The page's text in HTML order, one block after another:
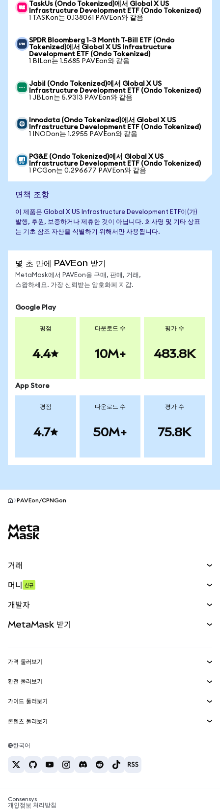
TaskUs (Ondo Tokenized)에서 Global X US
Infrastructure Development ETF (Ondo Tokenized)
1 TASKon는 0.138061 PAVEon와 같음
SPDR Bloomberg 1-3 Month T-Bill ETF (Ondo
Tokenized)에서 Global X US Infrastructure
Development ETF (Ondo Tokenized)
1 BILon는 1.5685 PAVEon와 같음
Jabil (Ondo Tokenized)에서 Global X US
Infrastructure Development ETF (Ondo Tokenized)
1 JBLon는 5.9313 PAVEon와 같음
Innodata (Ondo Tokenized)에서 Global X US
Infrastructure Development ETF (Ondo Tokenized)
1 INODon는 1.2955 PAVEon와 같음
PG&E (Ondo Tokenized)에서 Global X US
Infrastructure Development ETF (Ondo Tokenized)
1 PCGon는 0.296677 PAVEon와 같음
면책 조항
이 제품은 Global X US Infrastructure Development ETF이(가)
발행, 후원, 보증하거나 제휴한 것이 아닙니다. 회사명 및 기타 상표
는 기초 참조 자산을 식별하기 위해서만 사용됩니다.
몇 초 만에 PAVEon 받기
MetaMask에서 PAVEon을 구매, 판매, 거래,
스왑하세요. 가장 신뢰받는 암호화폐 지갑.
Google Play
평점
4.4
다운로드 수
10M+
평가 수
483.8K
App Store
평점
4.7
다운로드 수
50M+
평가 수
75.8K
PAVEon/CPNGon
거래
무기한 선물
실물자산
머니 신규
개발자
MetaMask Connect
Snaps
웹3 서비스
MetaMask 받기
보안
고객 지원
채용
가격 둘러보기
이더리움 가격
솔라나 가격
테더 가격
환전 둘러보기
ETH를 USD로 환전
USDT를 INR로 환전
BTC를 INR로 환전
ETH를 USDT로 환전
가이드 둘러보기
ETH 매수
USDT 매수
SHIB 매수
콘텐츠 둘러보기
솔라나 지갑
암호화폐 세금 뉴스
한국어
Consensys
개인정보 처리방침